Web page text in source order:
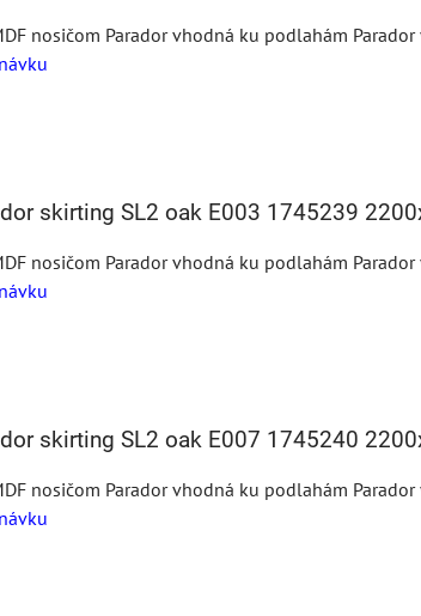
nosičom Parador vhodná ku podlahám Parador
skirting SL2 oak E003 1745239
nosičom Parador vhodná ku podlahám Parador
skirting SL2 oak E007 1745240
nosičom Parador vhodná ku podlahám Parador